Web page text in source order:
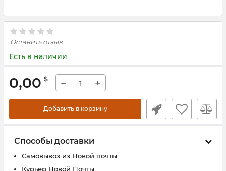
Оставить отзыв
Есть в наличии
0,00 $ − +
Добавить в корзину
Способы доставки
Самовывоз из Новой почты
Курьер Новой Почты